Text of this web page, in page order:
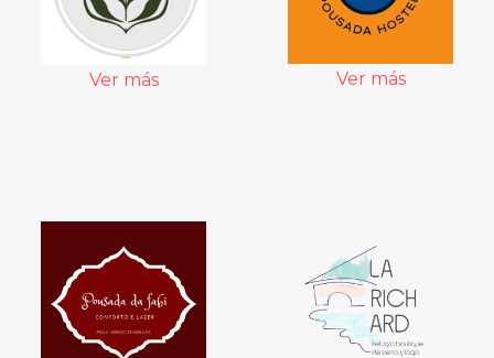
Ver más Ver más